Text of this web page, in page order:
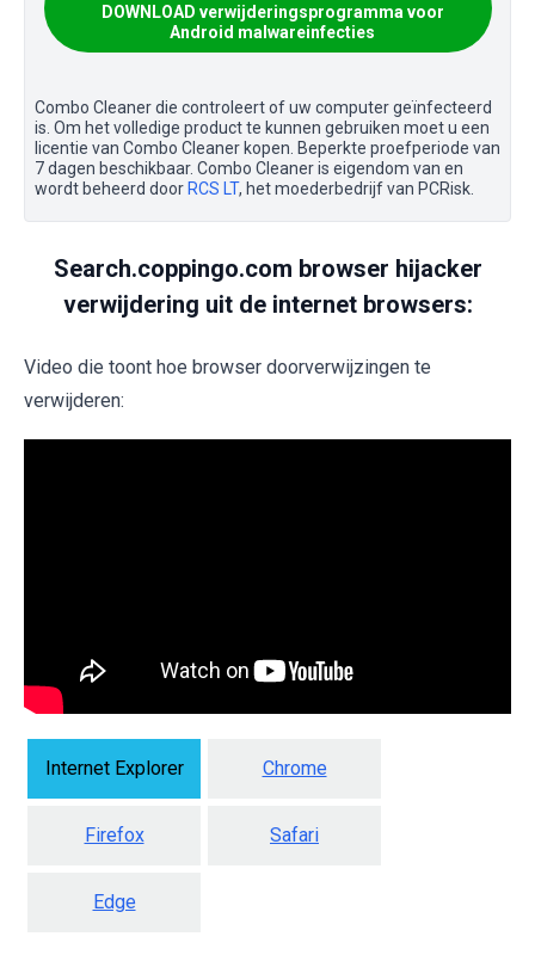
DOWNLOAD verwijderingsprogramma voor
Android malwareinfecties
Combo Cleaner die controleert of uw computer geïnfecteerd
is. Om het volledige product te kunnen gebruiken moet u een
licentie van Combo Cleaner kopen. Beperkte proefperiode van
7 dagen beschikbaar. Combo Cleaner is eigendom van en
wordt beheerd door RCS LT, het moederbedrijf van PCRisk.
Search.coppingo.com browser hijacker
verwijdering uit de internet browsers:
Video die toont hoe browser doorverwijzingen te
verwijderen:
Internet Explorer Chrome
Firefox Safari
Edge